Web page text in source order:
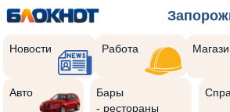
Новости Работа
Авто
Бары
- рестораны